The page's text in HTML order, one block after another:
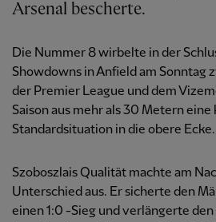
Arsenal bescherte.
Die Nummer 8 wirbelte in der
Showdowns in Anfield am Sonntag
der Premier League und dem
Saison aus mehr als 30 Metern eine
Standardsituation in die obere Ecke.
Szoboszlais Qualität machte am
Unterschied aus. Er sicherte den
einen 1:0 -Sieg und verlängerte